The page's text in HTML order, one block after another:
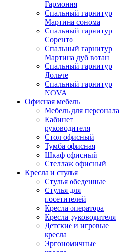
Гармония
Спальный гарнитур
Мартина сонома
Спальный гарнитур
Соренто
Спальный гарнитур
Мартина дуб вотан
Спальный гарнитур
Дольче
Спальный гарнитур
NOVA
Офисная мебель
Мебель для персонала
Кабинет
руководителя
Стол офисный
Тумба офисная
Шкаф офисный
Стеллаж офисный
Кресла и стулья
Стулья обеденные
Стулья для
посетителей
Кресла оператора
Кресла руководителя
Детские и игровые
кресла
Эргономичные